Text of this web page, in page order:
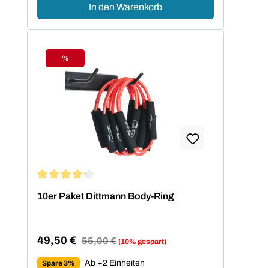
In den Warenkorb
Rabatt
%
10er Paket Dittmann Body-Ring
Verkaufspreis:
49,50 € Regulärer Preis:
55,00 € (10% gespart)
Spare 3% Ab +2 Einheiten